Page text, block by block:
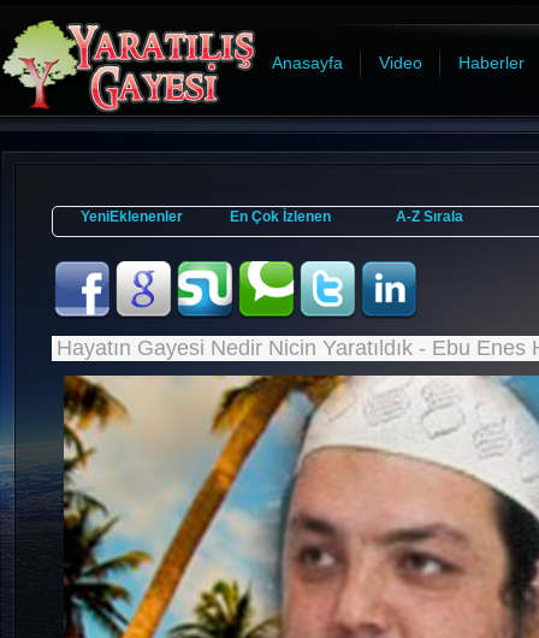
Anasayfa Video Haberler
YeniEklenenler En Çok İzlenen A-Z Sırala
Hayatın Gayesi Nedir Nicin Yaratıldık - Ebu Enes